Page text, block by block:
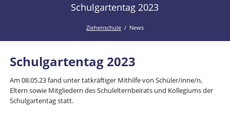
Ziehenschule
Schulgartentag 2023
Ziehenschule News
Schulgartentag 2023
Am 08.05.23 fand unter tatkräftiger Mithilfe von Schüler/inne/n,
Eltern sowie Mitgliedern des Schulelternbeirats und Kollegiums der
Schulgartentag statt.